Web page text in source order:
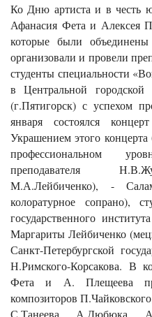
Ко Дню артиста и в честь
Афанасия Фета и Алексея
которые были
организовали и провели
студенты специальности
в Центральной
(г.Пятигорск) с успехом
января состоялся
Украшением этого
профессиональном
преподавателя
М.А.Лейбиченко), -
колоратурное сопрано),
государственного
Маргариты Лейбиченко
Санкт-Петербургской
Н.Римского-Корсакова. В
Фета и А. Плещеева
композиторов
С.Танеева, А.Дюбюка,